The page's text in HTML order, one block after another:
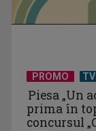
PROMO
Piesa „Un
prima în
concursul